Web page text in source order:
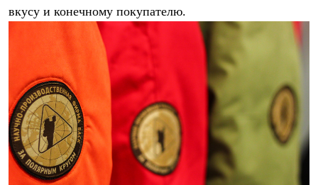
вкусу и конечному покупателю.